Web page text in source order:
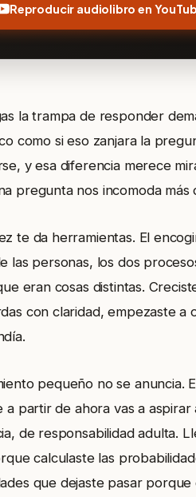
Reproducir audiolibro en
la trampa de responder
como si eso zanjara la
y esa diferencia merece
pregunta nos incomoda más
te da herramientas. El
las personas, los dos
eran cosas distintas.
con claridad, empezaste a
pequeño no se anuncia.
a partir de ahora vas a
de responsabilidad adulta.
calculaste las
que dejaste pasar